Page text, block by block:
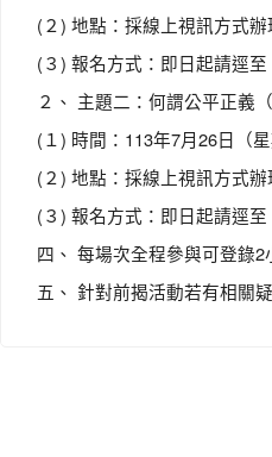
(２) 地點：採線上視訊方式
(３) 報名方式：即日起請逕
２、 主題二：何謂公平正義
(１) 時間：113年7月26日（
(２) 地點：採線上視訊方式
(３) 報名方式：即日起請逕
四、 每場次全程參與可登錄
五、 針對前揭活動若有相關